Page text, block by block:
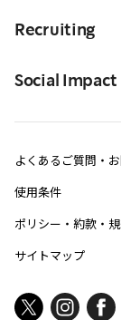
Recruiting
Social Impact
よくあるご質問・
使用条件
ポリシー・約款・
サイトマップ